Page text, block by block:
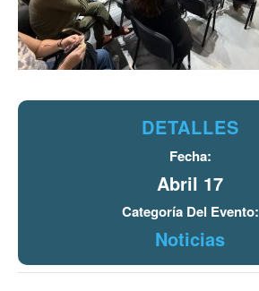
DETALLES
Fecha:
Abril 17
Categoría Del Evento:
Noticias